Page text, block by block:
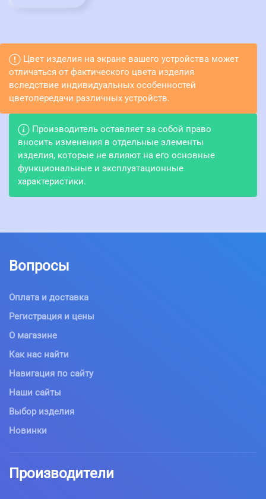
Цвет изделия на экране вашего устройства может
отличаться от фактического цвета изделия
вследствие индивидуальных особенностей
цветопередачи различных устройств.
Производитель оставляет за собой право
вносить изменения в отдельные элементы
изделия, которые не влияют на его основные
функциональные и эксплуатационные
характеристики.
Вопросы
Оплата и доставка
Регистрация и цены
О магазине
Как нас найти
Навигация по сайту
Наши сайты
Выбор изделия
Новинки
Производители